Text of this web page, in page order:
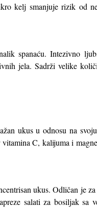
kelj smanjuje rizik od
spanaću. Intezivno
jela. Sadrži velike
ukus u odnosu na
vitamina C, kalijuma i
ukus. Odličan je
salati za bosiljak